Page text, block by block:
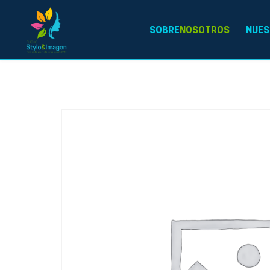
SOBRENOSOTROS